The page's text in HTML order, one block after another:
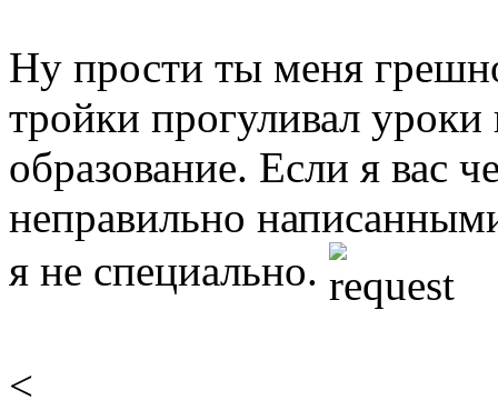
Ну прости ты меня
тройки прогуливал
образование. Если я вас
неправильно
я не специально.
<